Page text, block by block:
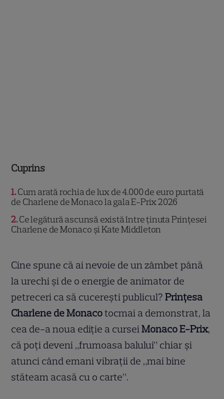
Cuprins
1 Cum arată rochia de lux de 4.000 de euro purtată
de Charlene de Monaco la gala E-Prix 2026
2 Ce legătură ascunsă există între ținuta Prințesei
Charlene de Monaco și Kate Middleton
Cine spune că ai nevoie de un zâmbet până
la urechi și de o energie de animator de
petreceri ca să cucerești publicul?Prințesa
Charlene de Monacotocmai a demonstrat, la
cea de-a noua ediție a curseiMonaco E-Prix,
că poți deveni „frumoasa balului” chiar și
atunci când emani vibrații de „mai bine
stăteam acasă cu o carte”.